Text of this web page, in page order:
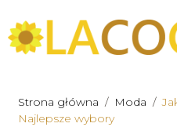
Strona główna / Moda /
Najlepsze wybory